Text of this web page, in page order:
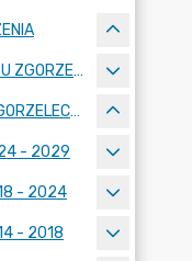
ZARZĄDU POWIATU ZGORZELECKIEGO
RADY POWIATU ZGORZELECKIEGO
- 2029
- 2024
- 2018